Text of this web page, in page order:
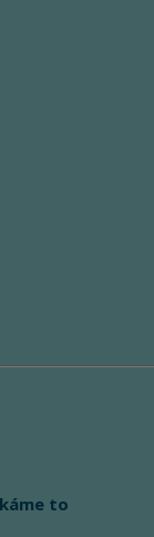
to